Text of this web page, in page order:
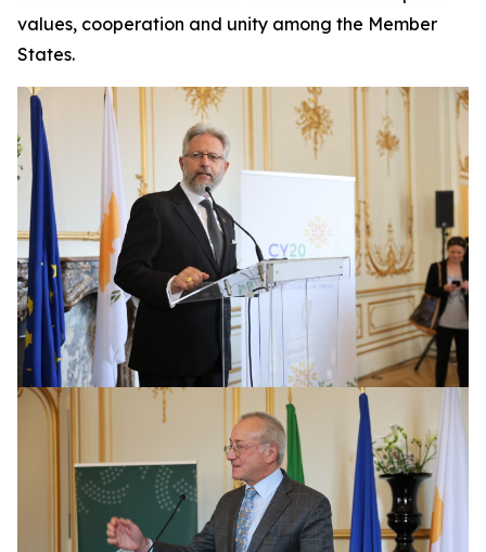
values, cooperation and unity among the Member
States.